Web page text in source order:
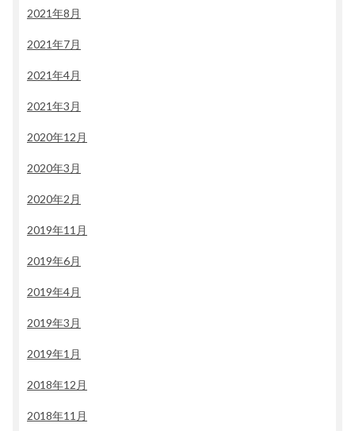
2021年8月
2021年7月
2021年4月
2021年3月
2020年12月
2020年3月
2020年2月
2019年11月
2019年6月
2019年4月
2019年3月
2019年1月
2018年12月
2018年11月